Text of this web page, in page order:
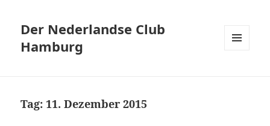
Der Nederlandse Club
Hamburg
Tag:11. Dezember 2015